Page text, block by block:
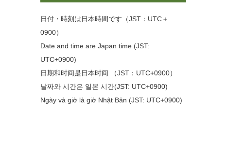
日付・時刻は日本時間です（JST：UTC＋
0900）
Date and time are Japan time (JST:
UTC+0900)
日期和时间是日本时间 （JST：UTC+0900）
날짜와 시간은 일본 시간(JST: UTC+0900)
Ngày và giờ là giờ Nhật Bản (JST: UTC+0900)